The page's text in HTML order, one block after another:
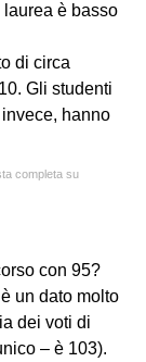
è basso
di circa
Gli studenti
hanno
completa su
con 95?
un dato molto
dei voti di
– è 103).